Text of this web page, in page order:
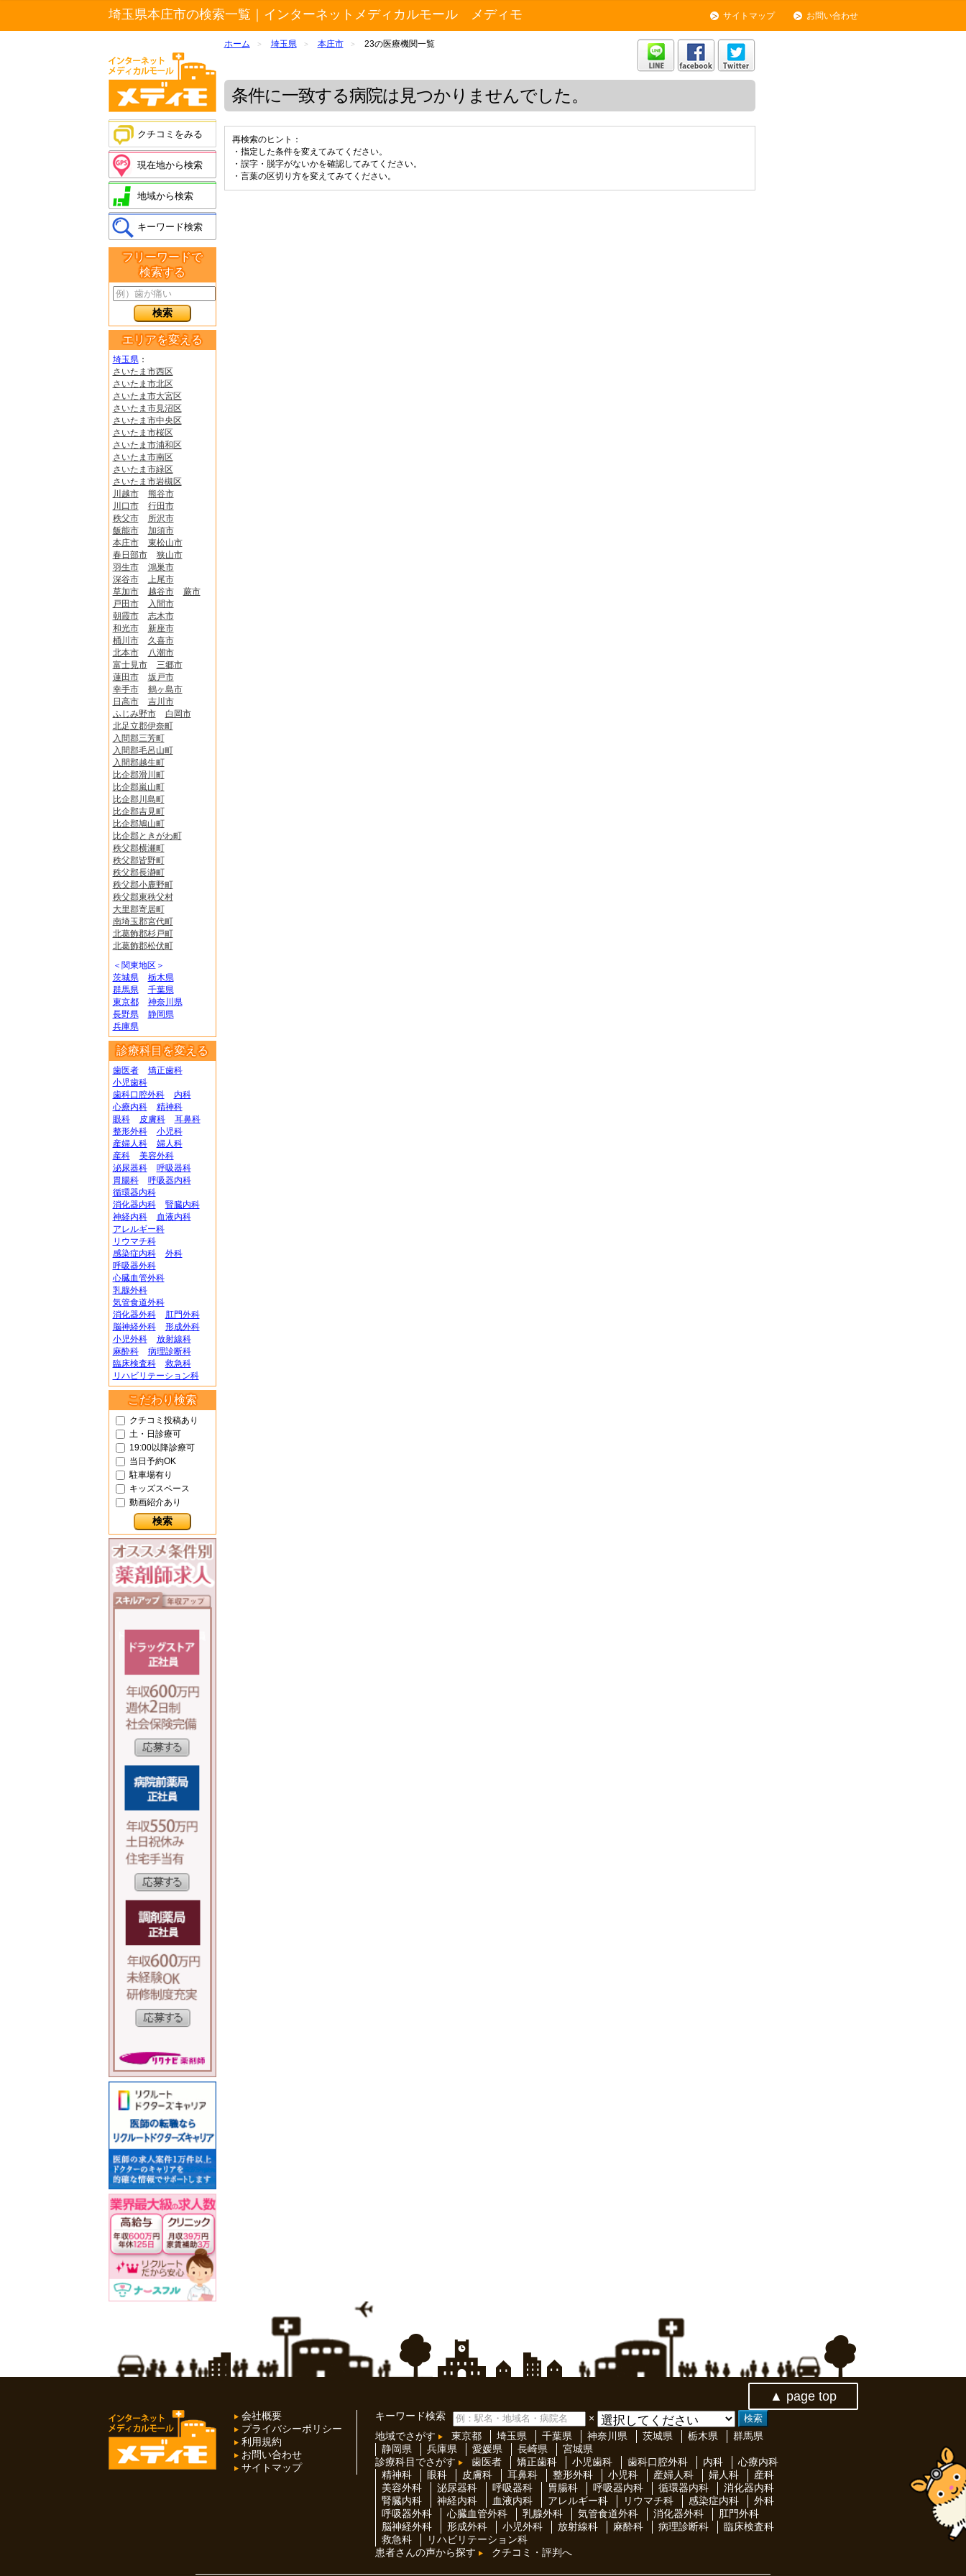
埼玉県本庄市の検索一覧｜インターネットメディカルモール メディモ サイトマップ お問い合わせ
クチコミをみる
現在地から検索
地域から検索
キーワード検索
フリーワードで
検索する
エリアを変える
埼玉県：
さいたま市西区
さいたま市北区
さいたま市大宮区
さいたま市見沼区
さいたま市中央区
さいたま市桜区
さいたま市浦和区
さいたま市南区
さいたま市緑区
さいたま市岩槻区
川越市
熊谷市
川口市
行田市
秩父市
所沢市
飯能市
加須市
本庄市
東松山市
春日部市
狭山市
羽生市
鴻巣市
深谷市
上尾市
草加市
越谷市
蕨市
戸田市
入間市
朝霞市
志木市
和光市
新座市
桶川市
久喜市
北本市
八潮市
富士見市
三郷市
蓮田市
坂戸市
幸手市
鶴ヶ島市
日高市
吉川市
ふじみ野市
白岡市
北足立郡伊奈町
入間郡三芳町
入間郡毛呂山町
入間郡越生町
比企郡滑川町
比企郡嵐山町
比企郡川島町
比企郡吉見町
比企郡鳩山町
比企郡ときがわ町
秩父郡横瀬町
秩父郡皆野町
秩父郡長瀞町
秩父郡小鹿野町
秩父郡東秩父村
大里郡寄居町
南埼玉郡宮代町
北葛飾郡杉戸町
北葛飾郡松伏町
＜関東地区＞
茨城県
栃木県
群馬県
千葉県
東京都
神奈川県
長野県
静岡県
兵庫県
診療科目を変える
歯医者
矯正歯科
小児歯科
歯科口腔外科
内科
心療内科
精神科
眼科
皮膚科
耳鼻科
整形外科
小児科
産婦人科
婦人科
産科
美容外科
泌尿器科
呼吸器科
胃腸科
呼吸器内科
循環器内科
消化器内科
腎臓内科
神経内科
血液内科
アレルギー科
リウマチ科
感染症内科
外科
呼吸器外科
心臓血管外科
乳腺外科
気管食道外科
消化器外科
肛門外科
脳神経外科
形成外科
小児外科
放射線科
麻酔科
病理診断科
臨床検査科
救急科
リハビリテーション科
こだわり検索
クチコミ投稿あり
土・日診療可
19:00以降診療可
当日予約OK
駐車場有り
キッズスペース
動画紹介あり
ホーム > 埼玉県 > 本庄市 > 23の医療機関一覧
条件に一致する病院は見つかりませんでした。
再検索のヒント：
・指定した条件を変えてみてください。
・誤字・脱字がないかを確認してみてください。
・言葉の区切り方を変えてみてください。
▲ page top
会社概要
プライバシーポリシー
利用規約
お問い合わせ
サイトマップ
キーワード検索
×
地域でさがす
東京都 埼玉県 千葉県 神奈川県 茨城県 栃木県
群馬県
静岡県
兵庫県 愛媛県 長崎県
宮城県
診療科目でさがす
歯医者 矯正歯科 小児歯科 歯科口腔外科 内科
心療内科
精神科
眼科 皮膚科 耳鼻科 整形外科 小児科 産婦人科 婦人科
産科
美容外科
泌尿器科 呼吸器科 胃腸科 呼吸器内科 循環器内科
消化器内科
腎臓内科
神経内科 血液内科 アレルギー科 リウマチ科 感染症内科
外科
呼吸器外科
心臓血管外科 乳腺外科 気管食道外科 消化器外科
肛門外科
脳神経外科
形成外科 小児外科 放射線科 麻酔科 病理診断科
臨床検査科
救急科
リハビリテーション科
患者さんの声から探す
クチコミ・評判へ